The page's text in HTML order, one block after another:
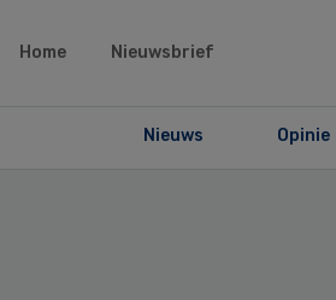
Home Nieuwsbrief
Nieuws Opinie